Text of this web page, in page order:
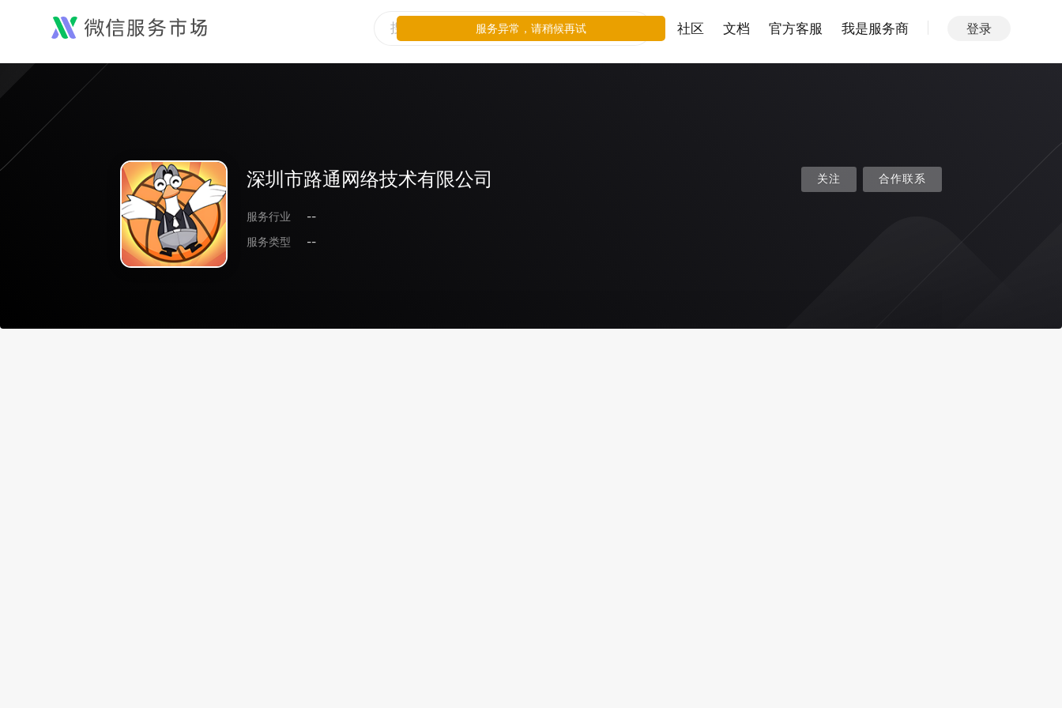
社区 文档 官方客服 我是服务商 登录
深圳市路通网络技术有限公司
服务行业
--
服务类型
--
关注 合作联系
服务异常，请稍候再试